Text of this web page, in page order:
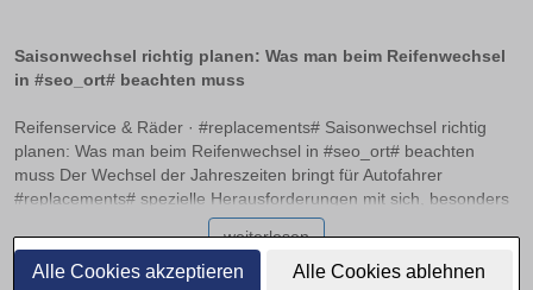
Alle Cookies akzeptieren Alle Cookies ablehnen
Saisonwechsel richtig planen: Was man beim Reifenwechsel
in #seo_ort# beachten muss
Reifenservice & Räder · #replacements# Saisonwechsel richtig
planen: Was man beim Reifenwechsel in #seo_ort# beachten
muss Der Wechsel der Jahreszeiten bringt für Autofahrer
#replacements# spezielle Herausforderungen mit sich, besonders
wenn es um den Reifenwechsel geht. Die O-bis-O-Regel – von
Oktober bis Ostern – ist zwar ein nützlicher Anhaltspunkt, reicht
aber oft nicht aus, um wirklich sicher unterwegs zu sein. Zudem
weiterlesen